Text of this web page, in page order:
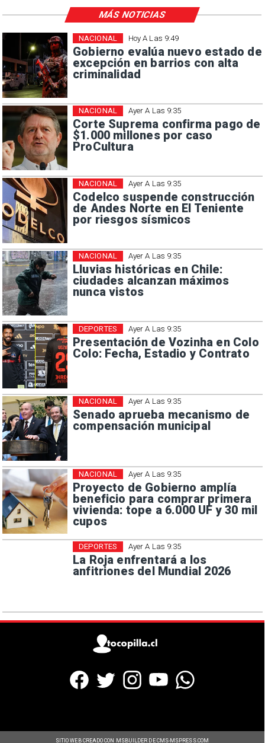
Hoy A Las 9:49
Gobierno evalúa nuevo estado de
excepción en barrios con alta
criminalidad
NACIONAL
Ayer A Las 9:35
Corte Suprema confirma pago de
$1.000 millones por caso
ProCultura
NACIONAL
Ayer A Las 9:35
Codelco suspende construcción
de Andes Norte en El Teniente
por riesgos sísmicos
NACIONAL
Ayer A Las 9:35
Lluvias históricas en Chile:
ciudades alcanzan máximos
nunca vistos
NACIONAL
Ayer A Las 9:35
Presentación de Vozinha en Colo
Colo: Fecha, Estadio y Contrato
DEPORTES
Ayer A Las 9:35
Senado aprueba mecanismo de
compensación municipal
NACIONAL
Ayer A Las 9:35
Proyecto de Gobierno amplía
beneficio para comprar primera
vivienda: tope a 6.000 UF y 30 mil
cupos
NACIONAL
Ayer A Las 9:35
La Roja enfrentará a los
anfitriones del Mundial 2026
DEPORTES
MÁS NOTICIAS
SITIO WEB CREADO CON MSBUILDER DE CMS-MSPRESS.COM